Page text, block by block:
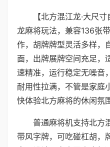
【北方混江龙·大尺
龙麻将玩法，兼容136张
作，胡牌牌型灵活多样，
面，出牌展牌空间充足，
速精准，运行稳定无噪音
耐用性拉满，不管是家庭
快体验北方麻将的休闲氛
普通麻将机支持北方
带风字牌，可吃碰杠胡，